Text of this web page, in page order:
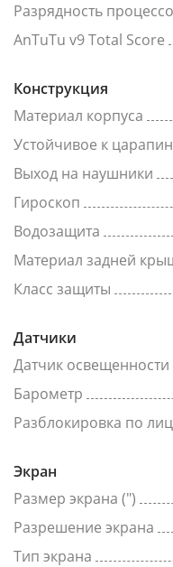
Разрядность
AnTuTu v9 Total Score
Конструкция
Материал корпуса
Устойчивое к
Выход на наушники
Гироскоп
Водозащита
Материал задней
Класс защиты
Датчики
Датчик освещенности
Барометр
Разблокировка по
Экран
Размер экрана (")
Разрешение экрана
Тип экрана